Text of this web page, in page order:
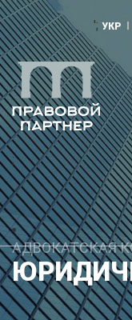
'; УКР
;
АДВОКАТСКАЯ